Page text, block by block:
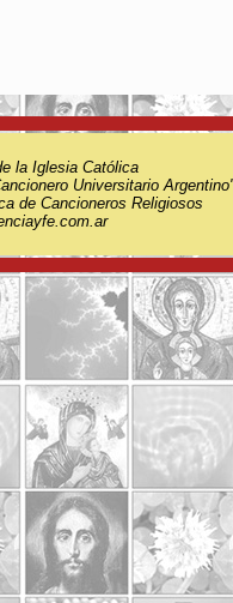
la Iglesia Católica
Universitario
de Cancioneros Religiosos